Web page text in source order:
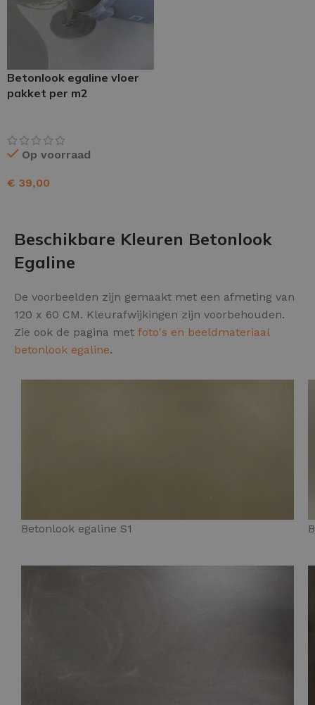
Betonlook egaline vloer
pakket per m2
Op voorraad
€ 39,00
Beschikbare Kleuren Betonlook
Egaline
De voorbeelden zijn gemaakt met een afmeting van
120 x 60 CM. Kleurafwijkingen zijn voorbehouden.
Zie ook de pagina met foto's en beeldmateriaal
betonlook egaline.
Betonlook egaline S1